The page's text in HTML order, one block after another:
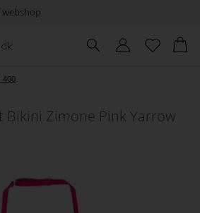
400
Bikini Zimone Pink Yarrow